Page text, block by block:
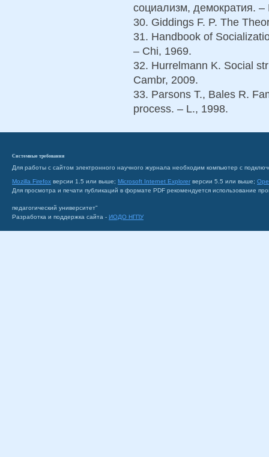
социализм, демократия.
30. Giddings F. P. The
31. Handbook of
– Chi, 1969.
32. Hurrelmann K. Social
Cambr, 2009.
33. Parsons T., Bales R.
process. – L., 1998.
Системные требования
Для работы с сайтом электронного научного журнала необходим компьютер с
Mozilla Firefox версии 1.5 или выше; Microsoft Internet Explorer версии 5.5 или выше;
Для просмотра и печати публикаций в формате PDF рекомендуется использование
педагогический университет"
Разработка и поддержка сайта - ИОДО НГПУ